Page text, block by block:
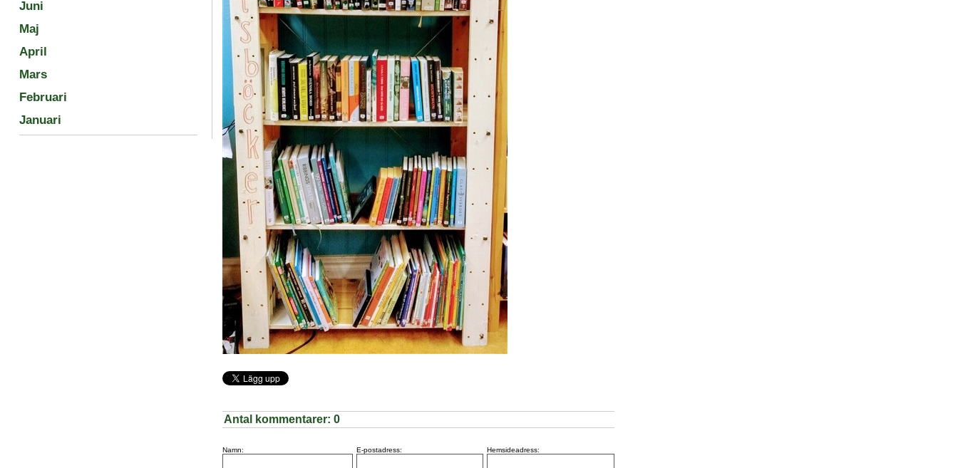
Juni
Maj
April
Mars
Februari
Januari
Antal kommentarer: 0
Namn: E-postadress: Hemsideadress: